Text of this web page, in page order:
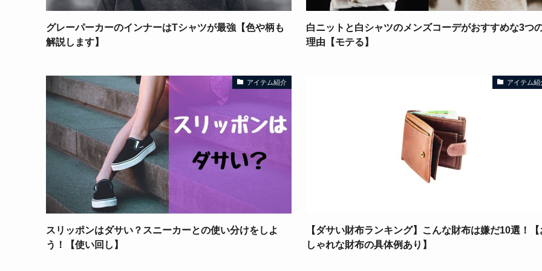
グレーパーカーのインナーはTシャツが最強【色や柄も
解説します】
白ニットと白シャツのメンズコーデがおすすめな3つ
理由【モテる】
アイテム紹介
スリッポンはダサい？スニーカーとの使い分けをしよ
う！【使い回し】
アイテム紹
【ダサい財布ランキング】こんな財布は嫌だ10選！【
しゃれな財布の具体例あり】